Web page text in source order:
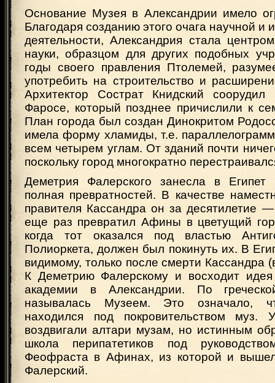
Основание Музея в Александрии имело
Благодаря созданию этого очага научной и
деятельности, Александрия стала
науки, образцом для других подобных
годы своего правления Птолемей,
употребить на строительство и
Архитектор Сострат Книдский
Фаросе, который позднее причислили к
План города был создан Динокритом
имела форму хламиды, т.е.
всем четырем углам. От зданий почти
поскольку город многократно
Деметрия Фалерского занесла в
полная превратностей. В качестве
правителя Кассандра он за десятилетие
еще раз превратил Афины в цветущий
когда тот оказался под властью
Полиоркета, должен был покинуть их. В
видимому, только после смерти Кассандра
К Деметрию Фалерскому и восходит идея
академии в Александрии. По
называлась Музеем. Это означало,
находился под покровительством муз.
воздвигали алтари музам, но истинным
школа перипатетиков под
Феофраста в Афинах, из которой и
Фалерский.